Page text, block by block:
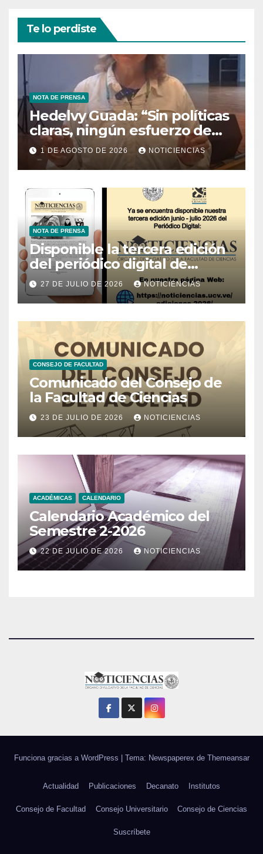
Te lo perdiste
NOTA DE PRENSA
Hedelvy Guada: “Sin políticas
claras, ningún esfuerzo de
conservación rendirá frutos”
1 DE AGOSTO DE 2026 NOTICIENCIAS
NOTA DE PRENSA
Disponible la tercera edición
del periódico digital de
Noticiencias 2026
27 DE JULIO DE 2026 NOTICIENCIAS
CONSEJO DE FACULTAD
Comunicado del Consejo de
la Facultad de Ciencias
23 DE JULIO DE 2026 NOTICIENCIAS
ACADÉMICAS CALENDARIO
Calendario Académico del
Semestre 2-2026
22 DE JULIO DE 2026 NOTICIENCIAS
Funciona gracias a WordPress Tema: Newspaperex de Themeansar
Actualidad Publicaciones Decanato Institutos
Consejo de Facultad Consejo Universitario Consejo de Ciencias
Suscríbete